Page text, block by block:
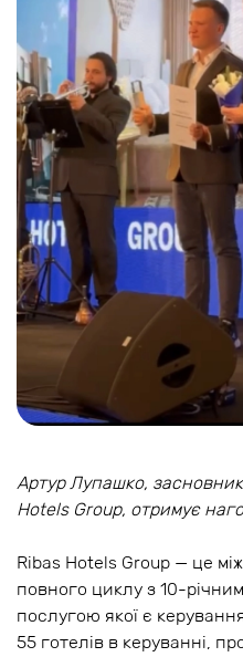
Артур Лупашко,
Hotels Group, отримує
Ribas Hotels Group — це
повного циклу з 10-
послугою якої є
55 готелів в керуванні,